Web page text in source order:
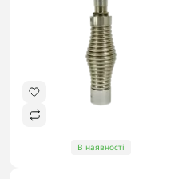
В наявності